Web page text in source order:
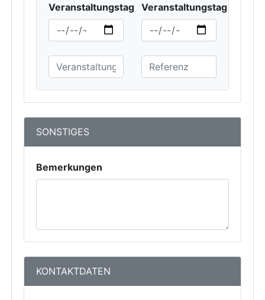
Veranstaltungstag Veranstaltungstag
SONSTIGES
Bemerkungen
KONTAKTDATEN